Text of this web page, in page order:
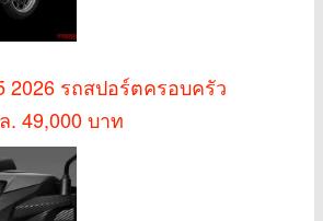
2026 รถสปอร์ตครอบครัว
. 49,000 บาท